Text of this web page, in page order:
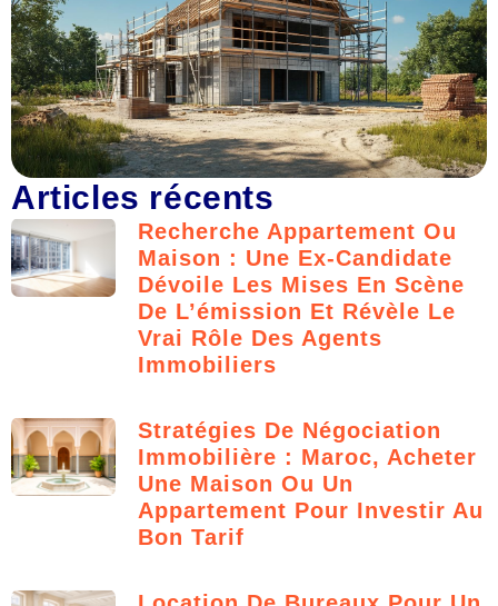
Articles récents
Recherche Appartement Ou
Maison : Une Ex-Candidate
Dévoile Les Mises En Scène
De L’émission Et Révèle Le
Vrai Rôle Des Agents
Immobiliers
Stratégies De Négociation
Immobilière : Maroc, Acheter
Une Maison Ou Un
Appartement Pour Investir Au
Bon Tarif